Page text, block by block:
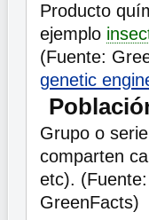
Producto
ejemplo
(Fuente:
genetic
Grupo o
comparten
etc). (Fuente:
GreenFacts)